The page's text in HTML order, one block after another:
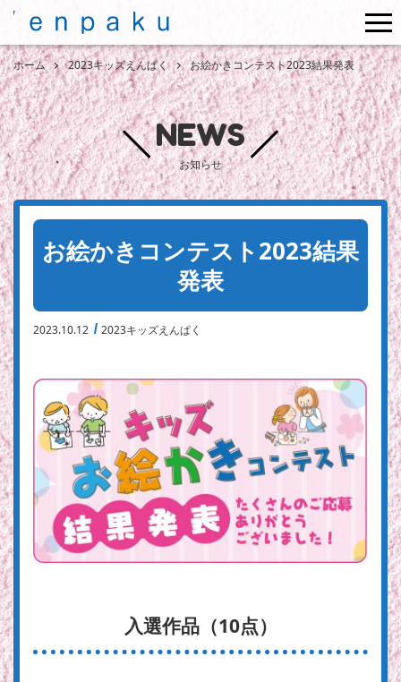
ホーム 2023キッズえんぱく お絵かきコンテスト2023結果発表
NEWS
お知らせ
お絵かきコンテスト2023結果
発表
2023.10.12 2023キッズえんぱく
入選作品（10点）